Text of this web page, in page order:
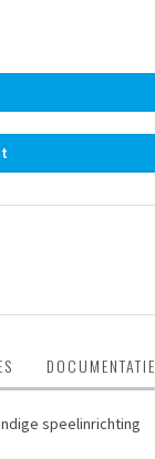
DOCUMENTATIE
speelinrichting